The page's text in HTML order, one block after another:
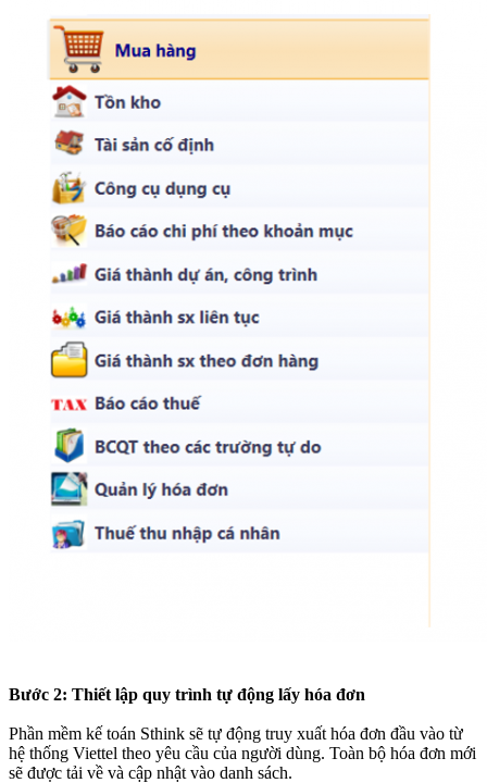
Bước 2: Thiết lập quy trình tự động lấy hóa đơn
Phần mềm kế toán Sthink sẽ tự động truy xuất hóa đơn đầu vào từ
hệ thống Viettel theo yêu cầu của người dùng. Toàn bộ hóa đơn mới
sẽ được tải về và cập nhật vào danh sách.